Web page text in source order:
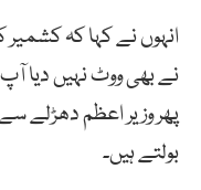
انہوں نے کہا کہ
نے بھی ووٹ نہیں دیا
پھر وزیر اعظم دھڑلے
بولتے ہیں۔